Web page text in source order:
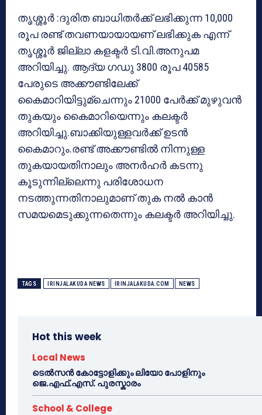
തൃശ്ശൂര്‍ :ദുരിത ബാധിതര്‍ക്ക് ലഭിക്കുന്ന 10,000
രൂപ രണ്ട് തവണയായായണ് ലഭിക്കുക എന്ന്
തൃശ്ശൂര്‍ ജില്ലാ കളക്ടര്‍ ടി.വി.അനുപമ
അറിയിച്ചു. ആദ്യ ഗഡു 3800 രൂപ 40585
പേരുടെ അക്കൗണ്ടിലേക്ക്
കൈമാറിയിട്ടുമ്‌ചെന്നും 21000 പേര്‍ക്ക് മുഴുവന്‍
തുകയും കൈമാറിയെന്നും കലക്ടര്‍
അറിയിച്ചു.ബാക്കിയുള്ളവര്‍ക്ക് ഉടന്‍
കൈമാറും.രണ്ട് അക്കൗണ്ടില്‍ നിന്നുള്ള
തുകയായതിനാലും അനര്‍ഹര്‍ കടന്നു
കൂടുന്നില്ലെന്നു പരിശോധന
നടത്തുന്നതിനാലുമാണ് തുക നല്‍ കാന്‍
സമയമെടുക്കുന്നതെന്നും കലക്ടര്‍ അറിയിച്ചു.
TAGS IRINJALAKUDA NEWS IRINJALAKUDA.COM NEWS
Hot this week
Local News
ടെൽസൻ കോട്ടോളിക്കും ലിയോ പോളിനും
ജെ.എഫ്.എസ്. പുരസ്കാരം
School & College